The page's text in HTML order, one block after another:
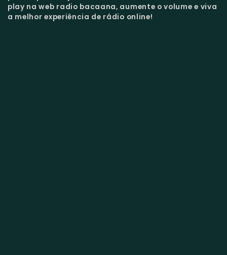
play na web radio bacaana, aumente o volume e viva
a melhor experiência de rádio online!